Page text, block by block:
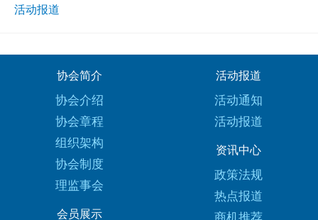
活动报道
协会简介
协会介绍
协会章程
组织架构
协会制度
理监事会
活动报道
活动通知
活动报道
资讯中心
政策法规
热点报道
会员展示